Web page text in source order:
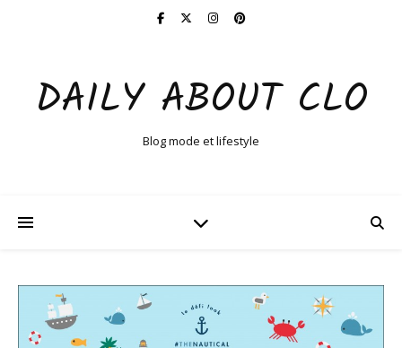
DAILY ABOUT CLO
Blog mode et lifestyle